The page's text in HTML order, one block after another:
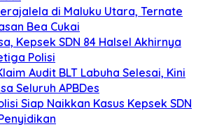
di Maluku Utara, Ternate
Bea Cukai
Kepsek SDN 84 Halsel Akhirnya
Polisi
Audit BLT Labuha Selesai, Kini
Seluruh APBDes
Siap Naikkan Kasus Kepsek SDN